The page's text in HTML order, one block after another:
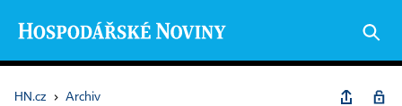
HN.cz › Archiv